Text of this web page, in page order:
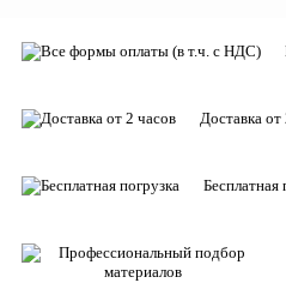
Доставка от
Бесплатная